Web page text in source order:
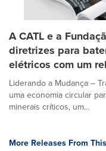
A CATL e a
diretrizes para
elétricos com um
Liderando a Mudança –
uma economia circular
minerais críticos, um...
More Releases From